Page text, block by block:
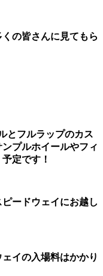
の皆さんに見てもら
とフルラップのカス
プルホイールやフィ
定です！
ードウェイにお越し
イの入場料はかかり